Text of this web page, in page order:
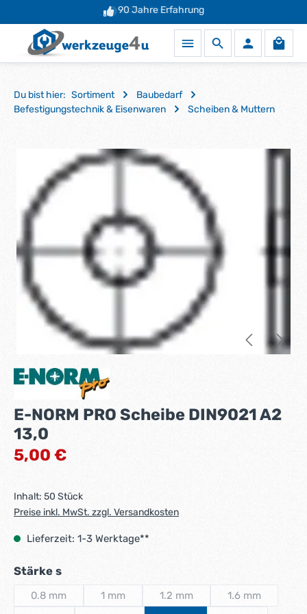
Zum Hauptinhalt springenSchneller Versand
90 Jahre Erfahrung
Du bist hier: Sortiment
Baubedarf
Befestigungstechnik & Eisenwaren
Scheiben & Muttern
Bildergalerie überspringen
E-NORM PRO Scheibe DIN9021 A2
13,0
Regulärer Preis:
5,00 €
Inhalt: 50 Stück
Preise inkl. MwSt. zzgl. Versandkosten
Lieferzeit: 1-3 Werktage**
Stärke sauswählen
0.8 mm 1 mm 1.2 mm 1.6 mm